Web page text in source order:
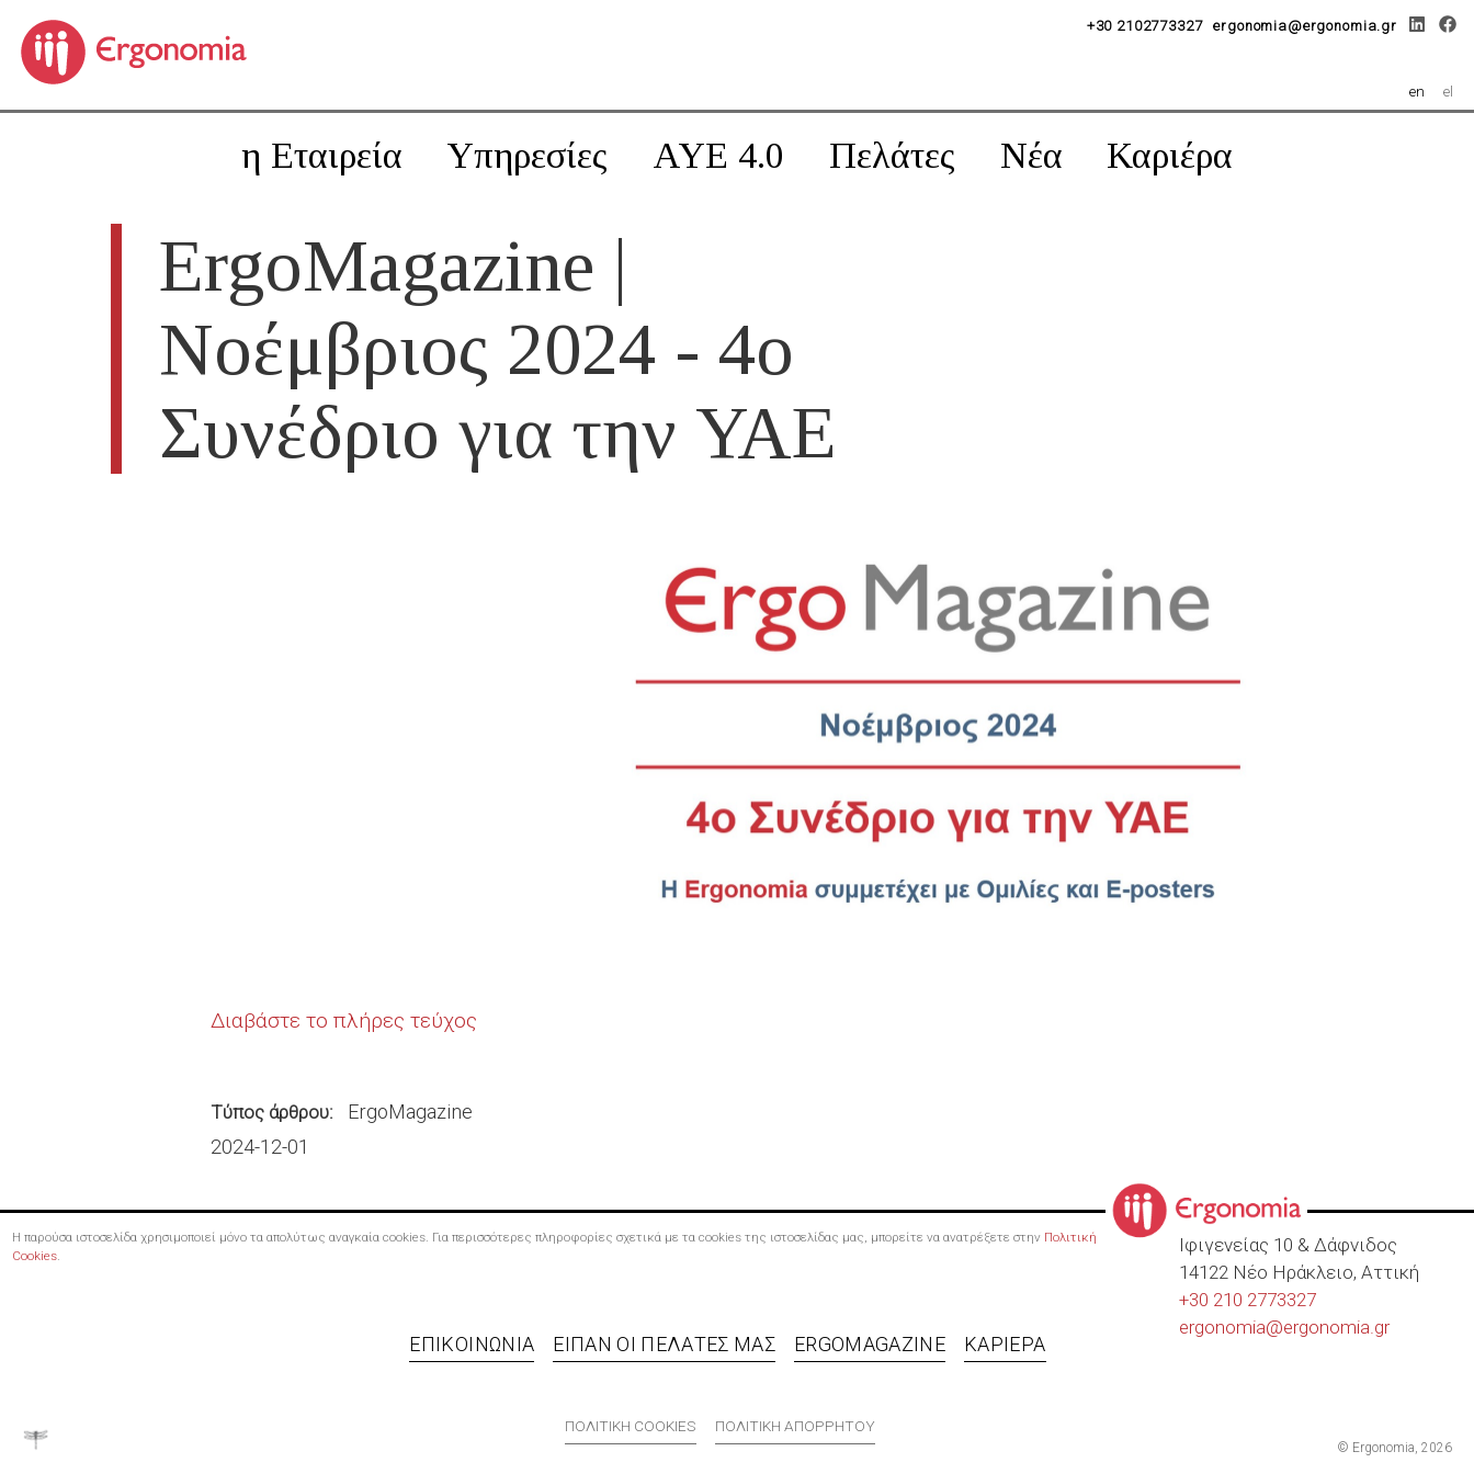
+30 2102773327 ergonomia@ergonomia.gr
en el
η Εταιρεία Υπηρεσίες AYE 4.0 Πελάτες Νέα Καριέρα
ErgoMagazine |
Νοέμβριος 2024 - 4ο
Συνέδριο για την ΥΑΕ
Διαβάστε το πλήρες τεύχος
Τύπος άρθρου
ErgoMagazine
2024-12-01
Ιφιγενείας 10 & Δάφνιδος
14122 Νέο Ηράκλειο, Αττική
+30 210 2773327
ergonomia@ergonomia.gr
Η παρούσα ιστοσελίδα χρησιμοποιεί μόνο τα απολύτως αναγκαία cookies. Για περισσότερες πληροφορίες σχετικά με τα cookies της ιστοσελίδας μας, μπορείτε να ανατρέξετε στην Πολιτική
Cookies
ΕΠΙΚΟΙΝΩΝΊΑ ΕΊΠΑΝ ΟΙ ΠΕΛΆΤΕΣ ΜΑΣ ERGOMAGAZINE ΚΑΡΙΈΡΑ
ΠΟΛΙΤΙΚΉ COOKIES ΠΟΛΙΤΙΚΉ ΑΠΟΡΡΉΤΟΥ
© Ergonomia, 2026